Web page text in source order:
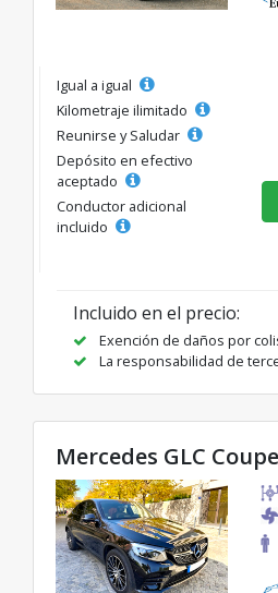
Igual a igual
Kilometraje ilimitado
Reunirse y Saludar
Depósito en efectivo
aceptado
Conductor adicional
incluido
Incluido en el precio:
Exención de daños por
La responsabilidad de
Mercedes GLC Coupe